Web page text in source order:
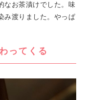
なお茶漬けでした。味
み渡りました。やっぱ
ってくる